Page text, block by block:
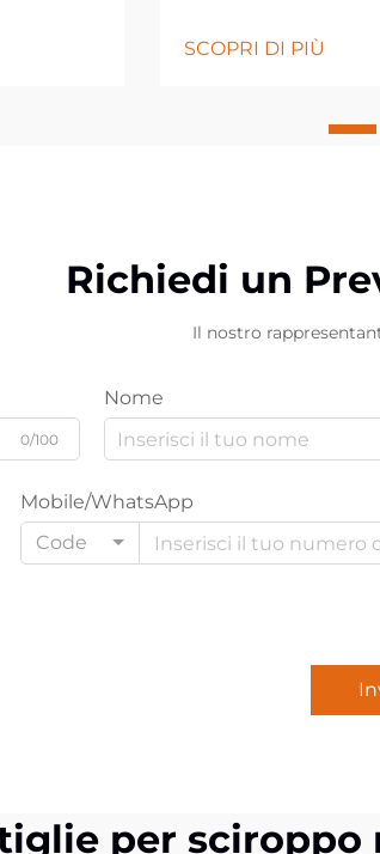
SCOPRI DI PIÙ
Richiedi un
Il nostro
0/100
Nome
Mobile/WhatsApp
Code
per sciroppo